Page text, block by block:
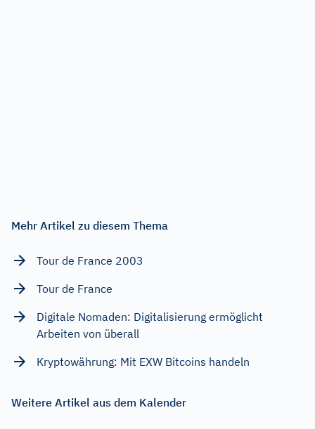
Mehr Artikel zu diesem Thema
Tour de France 2003
Tour de France
Digitale Nomaden: Digitalisierung ermöglicht
Arbeiten von überall
Kryptowährung: Mit EXW Bitcoins handeln
Weitere Artikel aus dem Kalender